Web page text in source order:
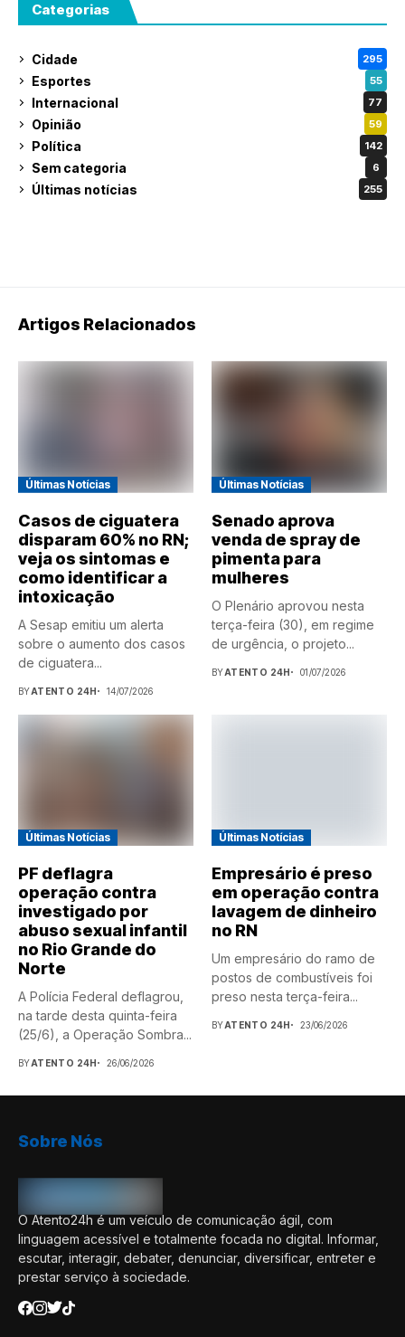
Categorias
Cidade 295
Esportes 55
Internacional 77
Opinião 59
Política 142
Sem categoria 6
Últimas notícias 255
Artigos Relacionados
Últimas Notícias
Casos de ciguatera
disparam 60% no RN;
veja os sintomas e
como identificar a
intoxicação
A Sesap emitiu um alerta
sobre o aumento dos casos
de ciguatera...
BYATENTO 24H 14/07/2026
Últimas Notícias
Senado aprova
venda de spray de
pimenta para
mulheres
O Plenário aprovou nesta
terça-feira (30), em regime
de urgência, o projeto...
BYATENTO 24H 01/07/2026
Últimas Notícias
PF deflagra
operação contra
investigado por
abuso sexual infantil
no Rio Grande do
Norte
A Polícia Federal deflagrou,
na tarde desta quinta-feira
(25/6), a Operação Sombra...
BYATENTO 24H 26/06/2026
Últimas Notícias
Empresário é preso
em operação contra
lavagem de dinheiro
no RN
Um empresário do ramo de
postos de combustíveis foi
preso nesta terça-feira...
BYATENTO 24H 23/06/2026
Sobre Nós
O Atento24h é um veículo de comunicação ágil, com
linguagem acessível e totalmente focada no digital. Informar,
escutar, interagir, debater, denunciar, diversificar, entreter e
prestar serviço à sociedade.